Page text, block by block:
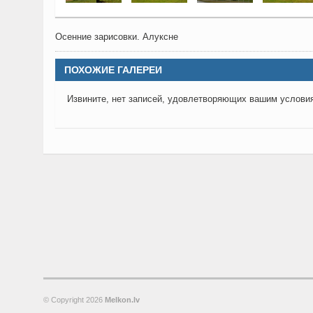
Осенние зарисовки. Алуксне
ПОХОЖИЕ ГАЛЕРЕИ
Извините, нет записей, удовлетворяющих вашим
© Copyright 2026 Melkon.lv